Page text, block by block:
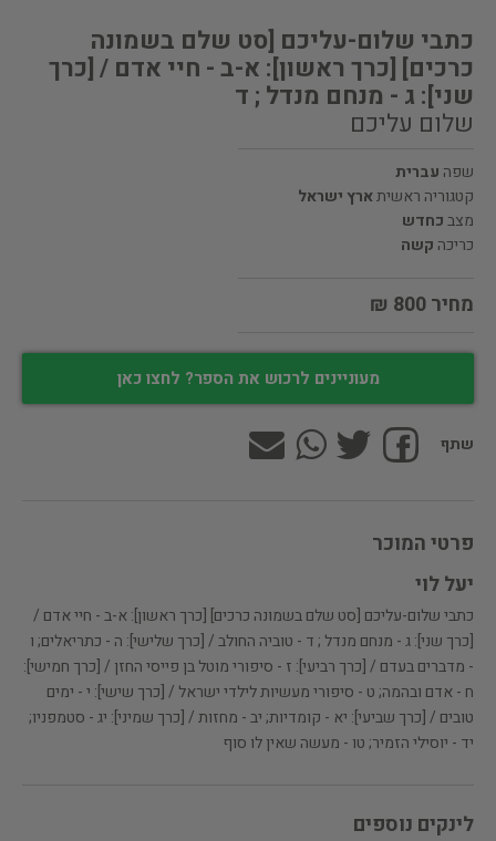
כתבי שלום-עליכם [סט שלם בשמונה
כרכים] [כרך ראשון]: א-ב - חיי אדם / [כרך
שני]: ג - מנחם מנדל ; ד
שלום עליכם
שפה עברית
קטגוריה ראשיתארץ ישראל
מצבכחדש
כריכה קשה
מחיר 800 ₪
מעוניינים לרכוש את הספר? לחצו כאן
שתף
פרטי המוכר
יעל לוי
כתבי שלום-עליכם [סט שלם בשמונה כרכים] [כרך ראשון]: א-ב - חיי אדם /
[כרך שני]: ג - מנחם מנדל ; ד - טוביה החולב / [כרך שלישי]: ה - כתריאלים; ו
- מדברים בעדם / [כרך רביעי]: ז - סיפורי מוטל בן פייסי החזן / [כרך חמישי]:
ח - אדם ובהמה; ט - סיפורי מעשיות לילדי ישראל / [כרך שישי]: י - ימים
טובים / [כרך שביעי]: יא - קומדיות; יב - מחזות / [כרך שמיני]: יג - סטמפניו;
יד - יוסילי הזמיר; טו - מעשה שאין לו סוף
לינקים נוספים